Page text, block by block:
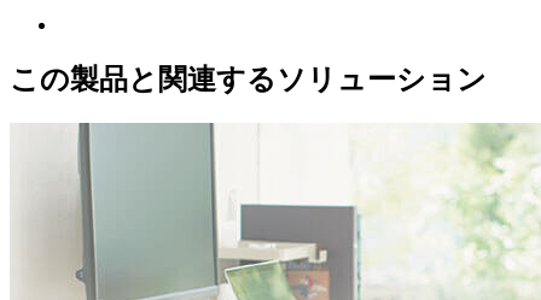
この製品と関連するソリューション